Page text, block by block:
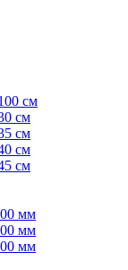
см
см
см
см
см
мм
мм
мм